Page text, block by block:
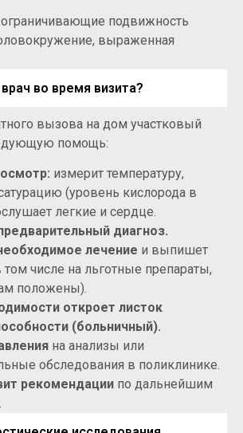
ограничивающие подвижность
выраженная
во время визита?
вызова на дом участковый
помощь:
измерит температуру,
(уровень кислорода в
легкие и сердце.
диагноз.
лечение и выпишет
числе на льготные препараты,
положены).
откроет листок
(больничный).
на анализы или
обследования в поликлинике.
рекомендации по дальнейшим